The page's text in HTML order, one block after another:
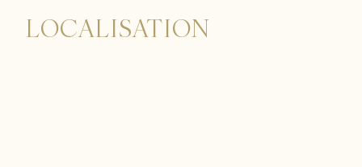
LOCALISATION